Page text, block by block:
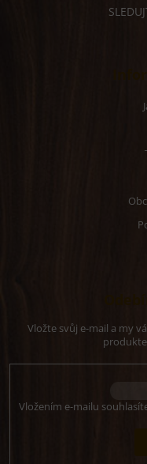
Vložte svůj e-mail a my
Vložením e-mailu